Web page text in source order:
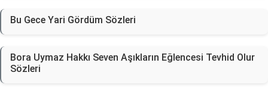
Bu Gece Yari Gördüm Sözleri
Bora Uymaz Hakkı Seven Aşıkların Eğlencesi Tevhid Olur
Sözleri